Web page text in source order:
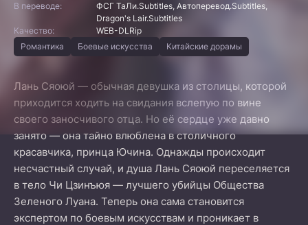
В переводе:
ФСГ ТаЛи.Subtitles, Автоперевод.Subtitles,
Dragon's Lair.Subtitles
Качество:
WEB-DLRip
Романтика
Боевые искусства Китайские дорамы
Лань Сяоюй — обычная девушка из столицы, которой
приходится ходить на свидания вслепую по вине
своего заносчивого отца. Но её сердце уже давно
занято — она тайно влюблена в столичного
красавчика, принца Ючина. Однажды происходит
несчастный случай, и душа Лань Сяоюй переселяется
в тело Чи Цзинъюя — лучшего убийцы Общества
Зеленого Луана. Теперь она сама становится
экспертом по боевым искусствам и проникает в